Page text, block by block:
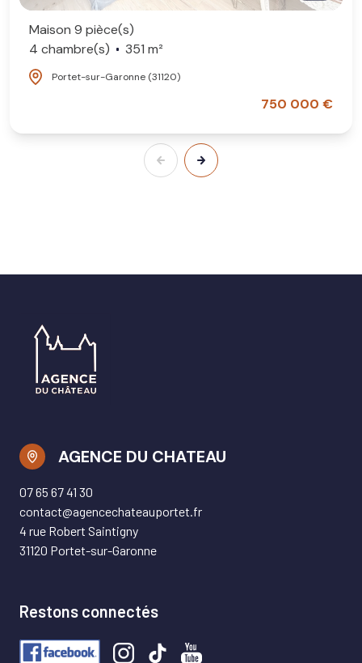
Maison 9 pièce(s)
4 chambre(s)
351 m²
Portet-sur-Garonne (31120)
750 000 €
AGENCE DU CHATEAU
07 65 67 41 30
contact@agencechateauportet.fr
4 rue Robert Saintigny
31120 Portet-sur-Garonne
Restons connectés